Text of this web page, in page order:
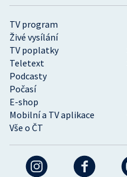
Vodní slalom
Volejbal
Ostatní
TV program
Živé vysílání
TV poplatky
Teletext
Podcasty
Počasí
E-shop
Mobilní a TV aplikace
Vše o ČT